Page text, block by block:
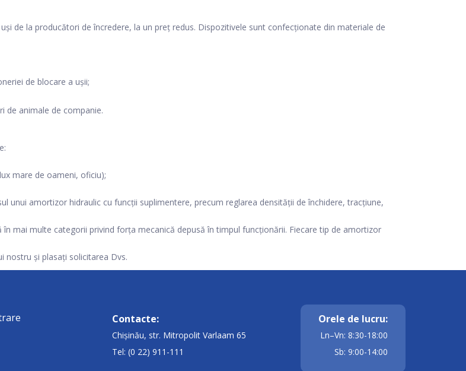
de la producători de încredere, la un preț redus. Dispozitivele sunt confecționate din materiale de
de blocare a ușii;
de animale de companie.
mare de oameni, oficiu);
unui amortizor hidraulic cu funcții suplimentere, precum reglarea densității de închidere, tracţiune,
mai multe categorii privind forța mecanică depusă în timpul funcționării. Fiecare tip de amortizor
nostru și plasați solicitarea Dvs.
Contacte:
Chișinău, str. Mitropolit Varlaam 65
Tel: (0 22) 911-111
Orele de lucru:
Ln–Vn: 8:30-18:00
Sb: 9:00-14:00